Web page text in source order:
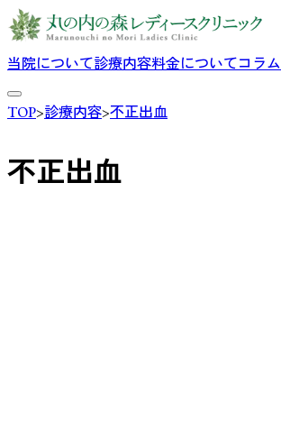
当院について診療内容料金についてコラム
TOP>診療内容>不正出血
不正出血